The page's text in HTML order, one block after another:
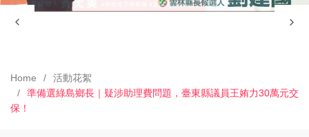
Home
活動花絮
準備選綠島鄉長｜疑涉助理費問題，臺東縣議員王姷力30萬元交
保！